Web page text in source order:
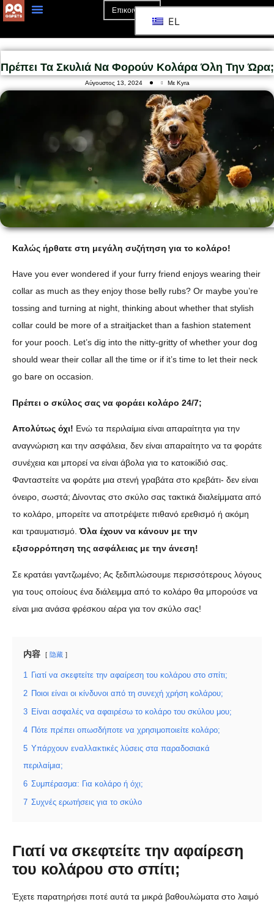
Επικοινωνία
EL
Πρέπει Τα Σκυλιά Να Φορούν Κολάρα Όλη Την Ώρα;
Αύγουστος 13, 2024 Με Kyra
Καλώς ήρθατε στη μεγάλη συζήτηση για το κολάρο!
Have you ever wondered if your furry friend enjoys wearing their
collar as much as they enjoy those belly rubs? Or maybe you’re
tossing and turning at night, thinking about whether that stylish
collar could be more of a straitjacket than a fashion statement
for your pooch. Let’s dig into the nitty-gritty of whether your dog
should wear their collar all the time or if it’s time to let their neck
go bare on occasion.
Πρέπει ο σκύλος σας να φοράει κολάρο 24/7;
Απολύτως όχι! Ενώ τα περιλαίμια είναι απαραίτητα για την
αναγνώριση και την ασφάλεια, δεν είναι απαραίτητο να τα φοράτε
συνέχεια και μπορεί να είναι άβολα για το κατοικίδιό σας.
Φανταστείτε να φοράτε μια στενή γραβάτα στο κρεβάτι- δεν είναι
όνειρο, σωστά; Δίνοντας στο σκύλο σας τακτικά διαλείμματα από
το κολάρο, μπορείτε να αποτρέψετε πιθανό ερεθισμό ή ακόμη
και τραυματισμό.Όλα έχουν να κάνουν με την
εξισορρόπηση της ασφάλειας με την άνεση!
Σε κρατάει γαντζωμένο; Ας ξεδιπλώσουμε περισσότερους λόγους
για τους οποίους ένα διάλειμμα από το κολάρο θα μπορούσε να
είναι μια ανάσα φρέσκου αέρα για τον σκύλο σας!
内容 隐藏
1 Γιατί να σκεφτείτε την αφαίρεση του κολάρου στο σπίτι;
2 Ποιοι είναι οι κίνδυνοι από τη συνεχή χρήση κολάρου;
3 Είναι ασφαλές να αφαιρέσω το κολάρο του σκύλου μου;
4 Πότε πρέπει οπωσδήποτε να χρησιμοποιείτε κολάρο;
5 Υπάρχουν εναλλακτικές λύσεις στα παραδοσιακά
περιλαίμια;
6 Συμπέρασμα: Για κολάρο ή όχι;
7 Συχνές ερωτήσεις για το σκύλο
Γιατί να σκεφτείτε την αφαίρεση
του κολάρου στο σπίτι;
Έχετε παρατηρήσει ποτέ αυτά τα μικρά βαθουλώματα στο λαιμό